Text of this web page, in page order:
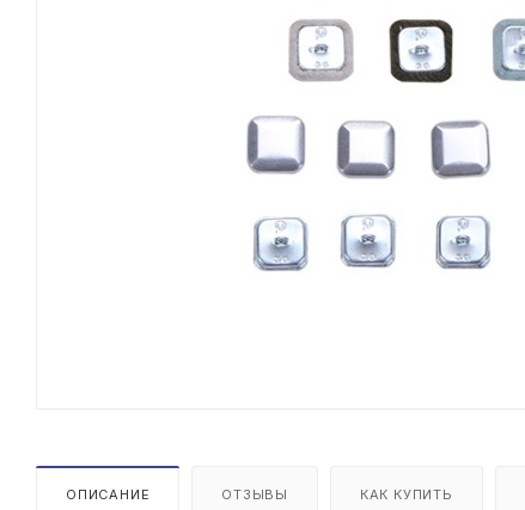
ОПИСАНИЕ ОТЗЫВЫ КАК КУПИТЬ